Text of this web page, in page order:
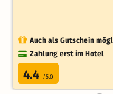
Auch als Gutschein
Zahlung erst im Hotel
4.4 /5.0